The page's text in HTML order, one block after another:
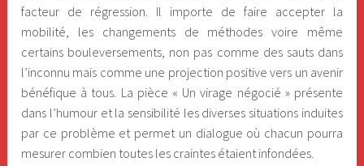
facteur de régression. Il importe de faire accepter la
mobilité, les changements de méthodes voire même
certains bouleversements, non pas comme des sauts dans
l’inconnu mais comme une projection positive vers un avenir
bénéfique à tous. La pièce « Un virage négocié » présente
dans l’humour et la sensibilité les diverses situations induites
par ce problème et permet un dialogue où chacun pourra
mesurer combien toutes les craintes étaient infondées.